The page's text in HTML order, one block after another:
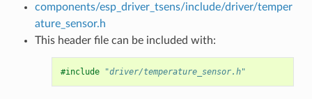
components/esp_driver_tsens/include/driver/temper
ature_sensor.h
This header file can be included with:
#include "driver/temperature_sensor.h"